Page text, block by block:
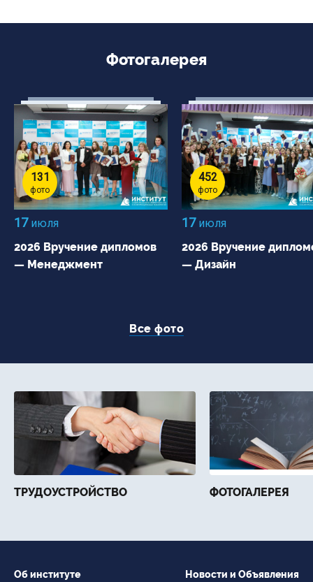
Фотогалерея
131
фото
17июля
2026 Вручение дипломов
— Менеджмент
452
фото
17июля
2026 Вручение
— Дизайн
Все фото
ТРУДОУСТРОЙСТВО ФОТОГАЛЕРЕЯ
Об институте Новости и Объявления